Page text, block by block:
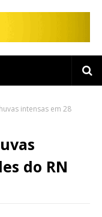
intensas em 28
do RN